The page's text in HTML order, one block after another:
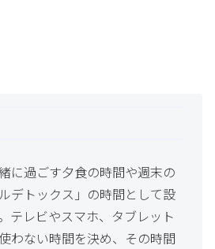
に過ごす夕食の時間や週末の
デトックス」の時間として設
テレビやスマホ、タブレット
わない時間を決め、その時間